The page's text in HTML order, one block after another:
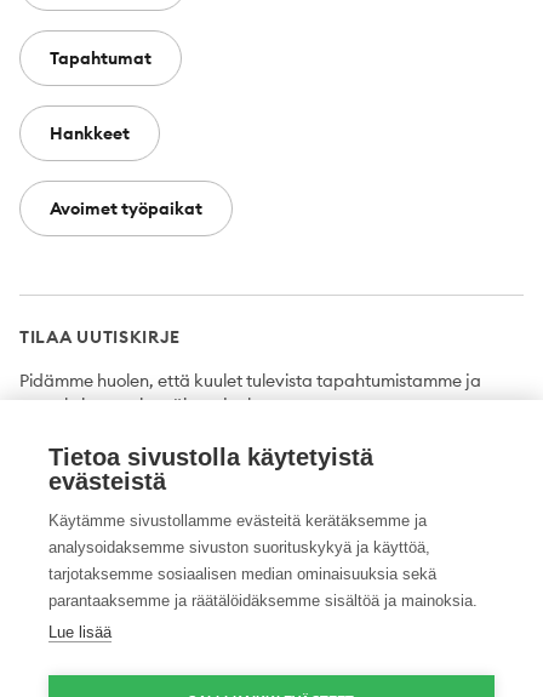
Tapahtumat
Hankkeet
Avoimet työpaikat
TILAA UUTISKIRJE
Pidämme huolen, että kuulet tulevista tapahtumistamme ja
uutuuksista ensimmäisten joukossa.
Tilaa
Twitter FacebookYouTubeInstagramLinkedIn
Tietoa sivustolla käytetyistä
evästeistä
Käytämme sivustollamme evästeitä kerätäksemme ja
analysoidaksemme sivuston suorituskykyä ja käyttöä,
tarjotaksemme sosiaalisen median ominaisuuksia sekä
parantaaksemme ja räätälöidäksemme sisältöä ja mainoksia.
Lue lisää